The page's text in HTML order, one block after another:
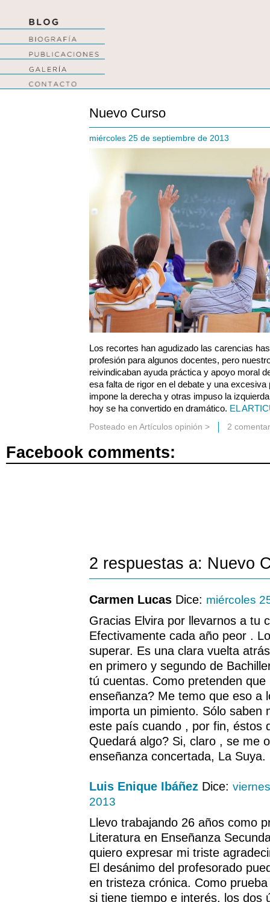
Nuevo Curso
miércoles 25 de septiembre de 2013
Los recortes han agudizado las carencias
profesión para algunos docentes, pero
reivindicaban ayuda práctica y apoyo moral
esa falta de rigor en el debate y una
impone la derecha y otras impuso la
hoy se ha convertido en dramático. EL
Posteado en Artículos opinión > 2
Facebook comments:
2 respuestas a: Nuevo
Carmen Lucas Dice: miércoles
Gracias Elvira por llevarnos a tu
Efectivamente cada año peor .
superar. Es una clara vuelta
en primero y segundo de
tú cuentas. Como pretenden
enseñanza? Me temo que eso a
importa un pimiento. Sólo saben
este país cuando , por fin, éstos
Quedará algo? Si, claro , se me
enseñanza concertada, La
Luis Enique Ibáñez Dice:
2013
Llevo trabajando 26 años como
Literatura en Enseñanza
quiero expresar mi triste
El desánimo del profesorado
en tristeza crónica. Como
si tiene tiempo e interés, los dos